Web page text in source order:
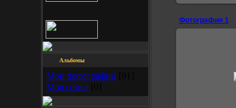
Альбомы
Мои фотографии
Моя семья
Фотография 1